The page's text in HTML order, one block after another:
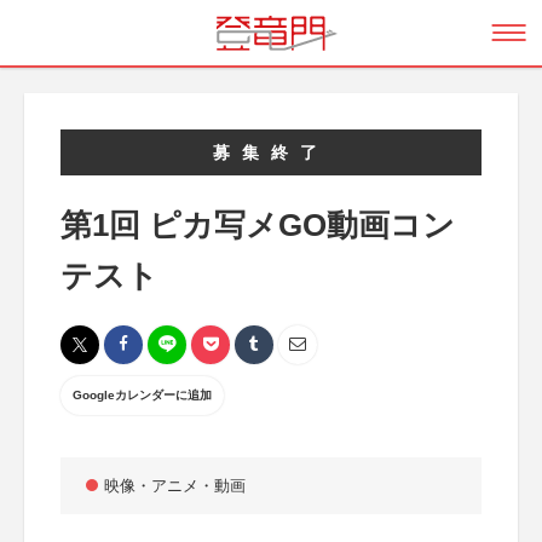
募集終了
第1回 ピカ写メGO動画コン
テスト
Googleカレンダーに追加
映像・アニメ・動画